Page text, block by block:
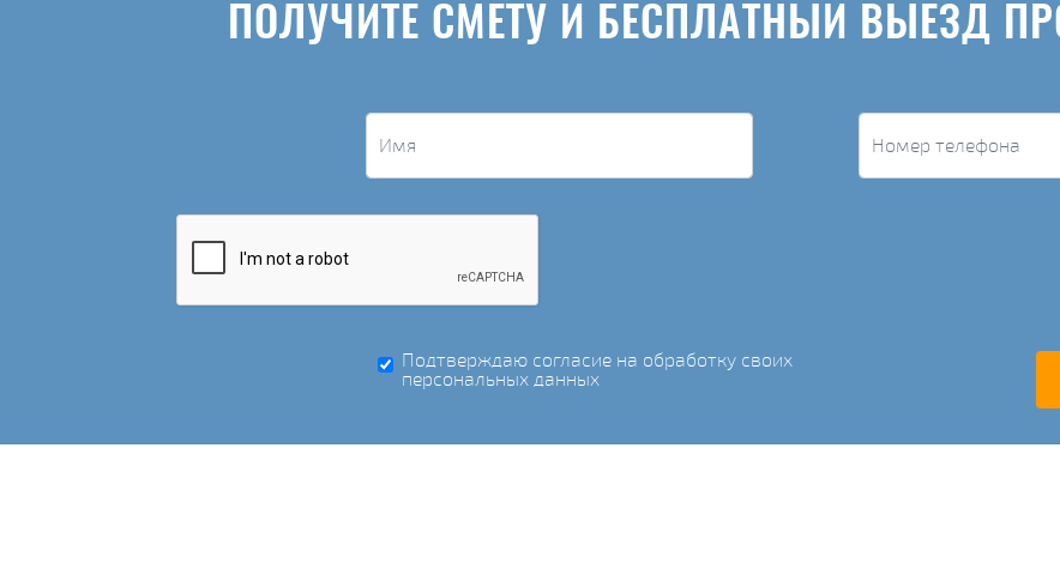
ПОЛУЧИТЕ СМЕТУ И БЕСПЛАТНЫЙ ВЫЕЗД
Подтверждаю согласие на обработку своих
персональных данных